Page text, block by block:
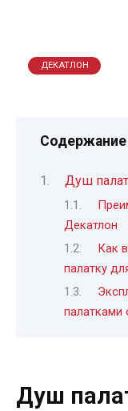
ДЕКАТЛОН
Содержание
Душ
Декатлон
Как
палатку
палатками
Душ